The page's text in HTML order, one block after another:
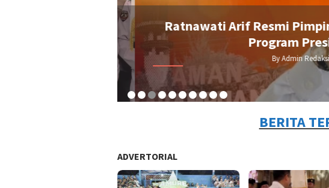
Ratnawati Arif Resmi Pimpin
Program
By Admin Redaksi/ 4
BERITA
ADVERTORIAL